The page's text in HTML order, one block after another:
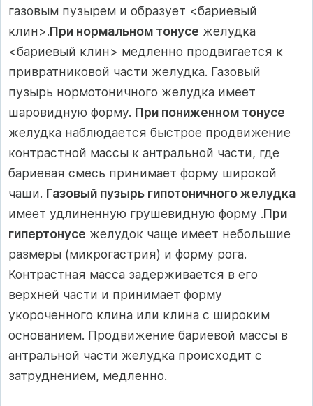
газовым пузырем и образует <бариевый
клин>.При нормальном тонусе желудка
<бариевый клин> медленно продвигается к
привратниковой части желудка. Газовый
пузырь нормотоничного желудка имеет
шаровидную форму. При пониженном тонусе
желудка наблюдается быстрое продвижение
контрастной массы к антральной части, где
бариевая смесь принимает форму широкой
чаши. Газовый пузырь гипотоничного желудка
имеет удлиненную грушевидную форму .При
гипертонусе желудок чаще имеет небольшие
размеры (микрогастрия) и форму рога.
Контрастная масса задерживается в его
верхней части и принимает форму
укороченного клина или клина с широким
основанием. Продвижение бариевой массы в
антральной части желудка происходит с
затруднением, медленно.